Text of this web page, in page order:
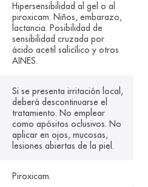
Hipersensibilidad al gel o al
piroxicam. Niños, embarazo,
lactancia. Posibilidad de
sensibilidad cruzada por
ácido acetil salicílico y otros
AINES.
Si se presenta irritación local,
deberá descontinuarse el
tratamiento. No emplear
como apósitos oclusivos. No
aplicar en ojos, mucosas,
lesiones abiertas de la piel.
Piroxicam.